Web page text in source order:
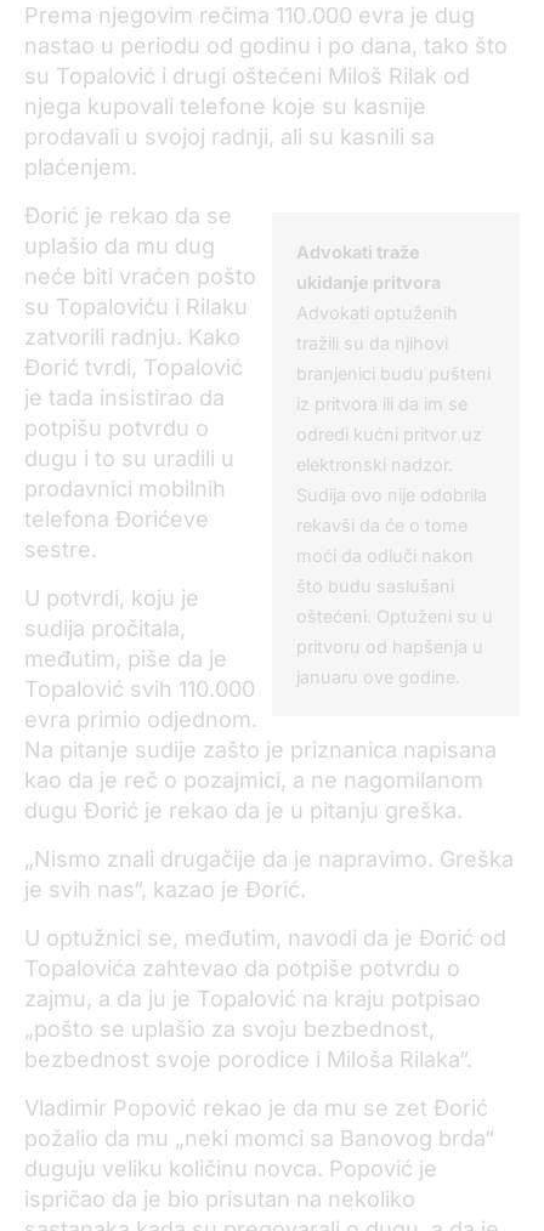
Prema njegovim rečima 110.000 evra je dug
nastao u periodu od godinu i po dana, tako što
su Topalović i drugi oštećeni Miloš Rilak od
njega kupovali telefone koje su kasnije
prodavali u svojoj radnji, ali su kasnili sa
plaćenjem.
Advokati traže
ukidanje pritvora
Advokati optuženih
tražili su da njihovi
branjenici budu pušteni
iz pritvora ili da im se
odredi kućni pritvor uz
elektronski nadzor.
Sudija ovo nije odobrila
rekavši da će o tome
moći da odluči nakon
što budu saslušani
oštećeni. Optuženi su u
pritvoru od hapšenja u
januaru ove godine.
Đorić je rekao da se
uplašio da mu dug
neće biti vraćen pošto
su Topaloviću i Rilaku
zatvorili radnju. Kako
Đorić tvrdi, Topalović
je tada insistirao da
potpišu potvrdu o
dugu i to su uradili u
prodavnici mobilnih
telefona Đorićeve
sestre.
U potvrdi, koju je
sudija pročitala,
međutim, piše da je
Topalović svih 110.000
evra primio odjednom.
Na pitanje sudije zašto je priznanica napisana
kao da je reč o pozajmici, a ne nagomilanom
dugu Đorić je rekao da je u pitanju greška.
„Nismo znali drugačije da je napravimo. Greška
je svih nas“, kazao je Đorić.
U optužnici se, međutim, navodi da je Đorić od
Topalovića zahtevao da potpiše potvrdu o
zajmu, a da ju je Topalović na kraju potpisao
„pošto se uplašio za svoju bezbednost,
bezbednost svoje porodice i Miloša Rilaka“.
Vladimir Popović rekao je da mu se zet Đorić
požalio da mu „neki momci sa Banovog brda“
duguju veliku količinu novca. Popović je
ispričao da je bio prisutan na nekoliko